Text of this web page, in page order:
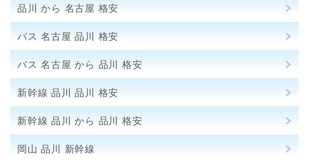
品川 から 名古屋 格安
バス 名古屋 品川 格安
バス 名古屋 から 品川 格安
新幹線 品川 品川 格安
新幹線 品川 から 品川 格安
岡山 品川 新幹線